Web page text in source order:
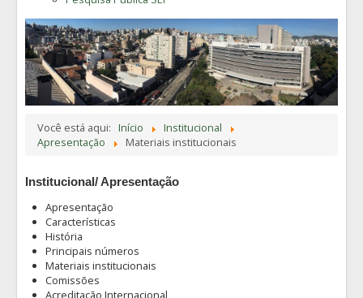
Você está aqui: Início
Institucional
Apresentação
Materiais institucionais
Institucional/ Apresentação
Apresentação
Características
História
Principais números
Materiais institucionais
Comissões
Acreditação Internacional